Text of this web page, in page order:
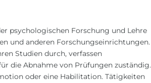
psychologischen Forschung und Lehre
und anderen Forschungseinrichtungen.
Studien durch, verfassen
die Abnahme von Prüfungen zuständig.
oder eine Habilitation. Tätigkeiten